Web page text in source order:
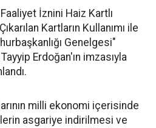
İznini Haiz Kartlı
Kartların Kullanımı ile
Genelgesi"
Erdoğan'ın imzasıyla
milli ekonomi içerisinde
asgariye indirilmesi ve